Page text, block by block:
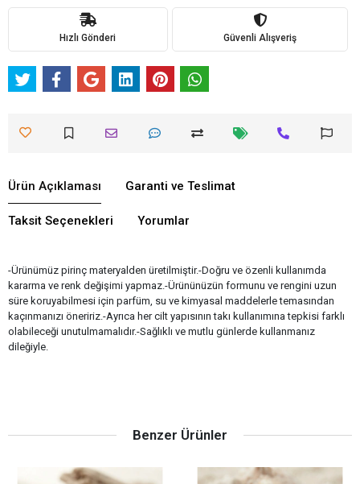
Hızlı Gönderi Güvenli Alışveriş
Ürün Açıklaması Garanti ve Teslimat
Taksit Seçenekleri Yorumlar
-Ürünümüz pirinç materyalden üretilmiştir.-Doğru ve özenli kullanımda
kararma ve renk değişimi yapmaz.-Ürününüzün formunu ve rengini uzun
süre koruyabilmesi için parfüm, su ve kimyasal maddelerle temasından
kaçınmanızı öneririz.-Ayrıca her cilt yapısının takı kullanımına tepkisi farklı
olabileceği unutulmamalıdır.-Sağlıklı ve mutlu günlerde kullanmanız
dileğiyle.
Benzer Ürünler